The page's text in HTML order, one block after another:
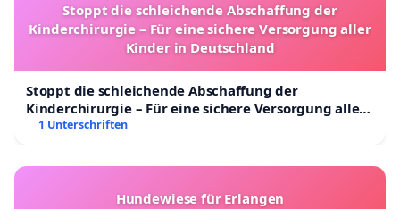
Stoppt die schleichende Abschaffung der
Kinderchirurgie – Für eine sichere Versorgung aller
Kinder in Deutschland
Stoppt die schleichende Abschaffung der
Kinderchirurgie – Für eine sichere Versorgung aller
Kinder in Deutschland
1 Unterschriften
Hundewiese für Erlangen